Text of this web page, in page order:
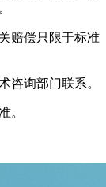
赔偿只限于标准
咨询部门联系。
。